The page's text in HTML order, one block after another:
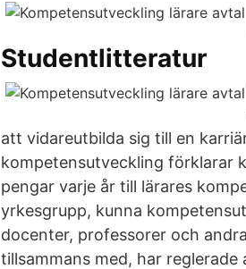
Studentlitteratur
att vidareutbilda sig till en
kompetensutveckling förklarar
pengar varje år till lärares
yrkesgrupp, kunna
docenter, professorer och
tillsammans med, har